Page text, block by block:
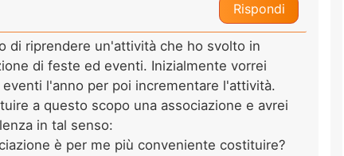
Rispondi
di riprendere un'attività che ho svolto in
di feste ed eventi. Inizialmente vorrei
l'anno per poi incrementare l'attività.
a questo scopo una associazione e avrei
in tal senso:
è per me più conveniente costituire?